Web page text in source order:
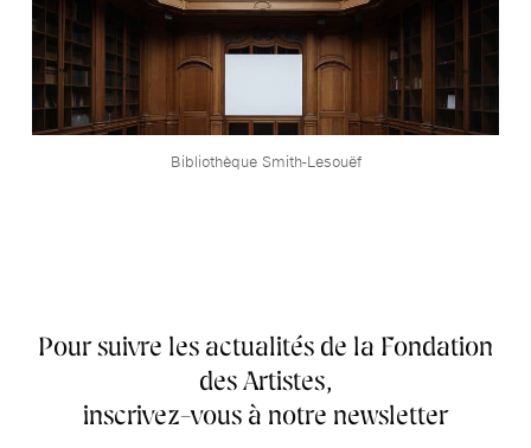
Bibliothèque Smith-Lesouëf
Pour suivre les actualités de la Fondation
des Artistes,
inscrivez-vous à notre newsletter